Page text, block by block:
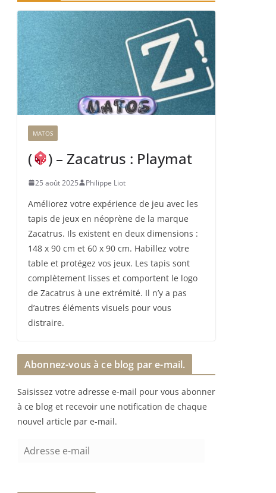
MATOS
( ) – Zacatrus : Playmat
25 août 2025 Philippe Liot
Améliorez votre expérience de jeu avec les
tapis de jeux en néoprène de la marque
Zacatrus. Ils existent en deux dimensions :
148 x 90 cm et 60 x 90 cm. Habillez votre
table et protégez vos jeux. Les tapis sont
complètement lisses et comportent le logo
de Zacatrus à une extrémité. Il n’y a pas
d’autres éléments visuels pour vous
distraire.
Abonnez-vous à ce blog par e-mail.
Saisissez votre adresse e-mail pour vous abonner
à ce blog et recevoir une notification de chaque
nouvel article par e-mail.
e